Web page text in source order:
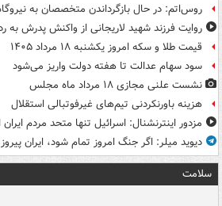
روس‌اتم: در حال بازگرداندن متخصصان به
روایت فرزند شهید لاریجانی از واکنش پدرش به
قیمت طلا و سکه امروز یکشنبه ۱۸ مرداد ۱۴۰۵
سود سهام عدالت تا هفته دولت واریز می‌شود
نشست علنی مجازی ۱۸ مرداد ماه مجلس
هزینه باورنکردنی تیم‌های غیرفوتبالی استقلال
مزدور اینترنشنال: اسرائیل تنها متحد مردم
دیوید میلر: اگر جنگ امروز تمام شود، ایران
سلامت